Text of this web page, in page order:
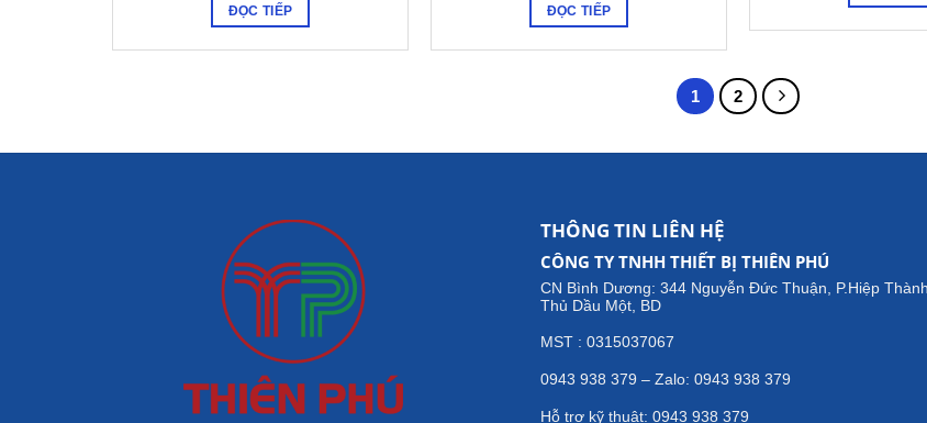
ĐỌC TIẾP ĐỌC TIẾP
1 2
THÔNG TIN LIÊN HỆ
CÔNG TY TNHH THIẾT BỊ THIÊN PHÚ
CN Bình Dương: 344 Nguyễn Đức Thuận, P.Hiệp Thành,
Thủ Dầu Một, BD
MST : 0315037067
0943 938 379 – Zalo: 0943 938 379
Hỗ trợ kỹ thuật: 0943 938 379